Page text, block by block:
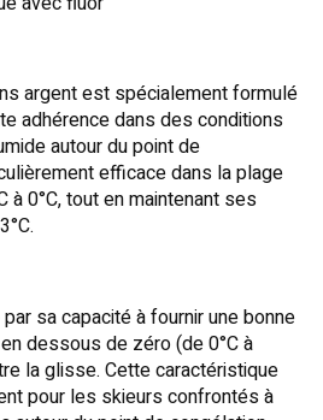
argent est spécialement formulé
adhérence dans des conditions
autour du point de
efficace dans la plage
à 0°C, tout en maintenant ses
.
sa capacité à fournir une bonne
dessous de zéro (de 0°C à
la glisse. Cette caractéristique
pour les skieurs confrontés à